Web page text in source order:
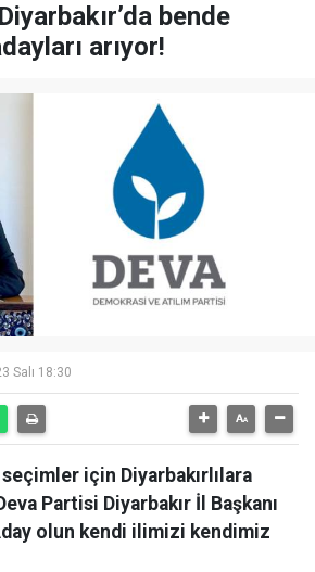
bende
arıyor!
Salı 18:30
için Diyarbakırlılara
Partisi Diyarbakır İl Başkanı
olun kendi ilimizi kendimiz